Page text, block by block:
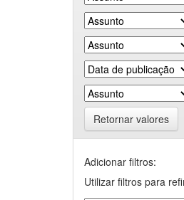
Retornar valores
Adicionar filtros:
Utilizar filtros para